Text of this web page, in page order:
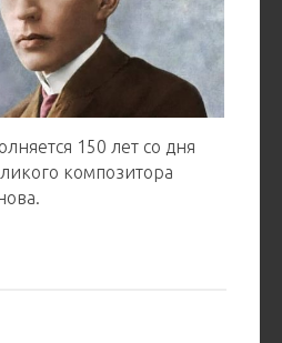
1️5️0️ лет со дня
композитора